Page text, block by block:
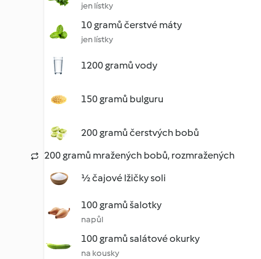
jen lístky
10 gramů čerstvé máty
jen lístky
1200 gramů vody
150 gramů bulguru
200 gramů čerstvých bobů
200 gramů mražených bobů, rozmražených
½ čajové lžičky soli
100 gramů šalotky
napůl
100 gramů salátové okurky
na kousky